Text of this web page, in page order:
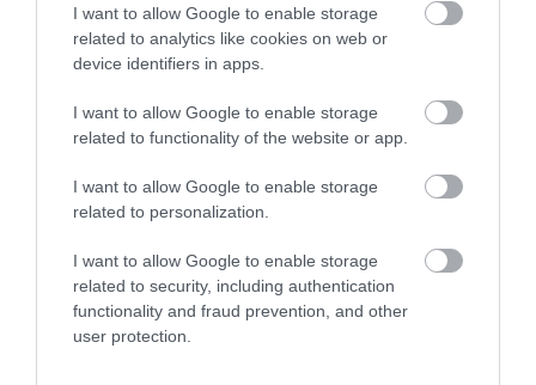
I want to allow Google to enable storage
related to analytics like cookies on web or
device identifiers in apps.
I want to allow Google to enable storage
related to functionality of the website or app.
I want to allow Google to enable storage
related to personalization.
I want to allow Google to enable storage
related to security, including authentication
functionality and fraud prevention, and other
user protection.
FORINT
Belehúzott a forint a hét utolsó munkanapján
Erősödött a forint a főbb devizákkal szemben a kora reggeli